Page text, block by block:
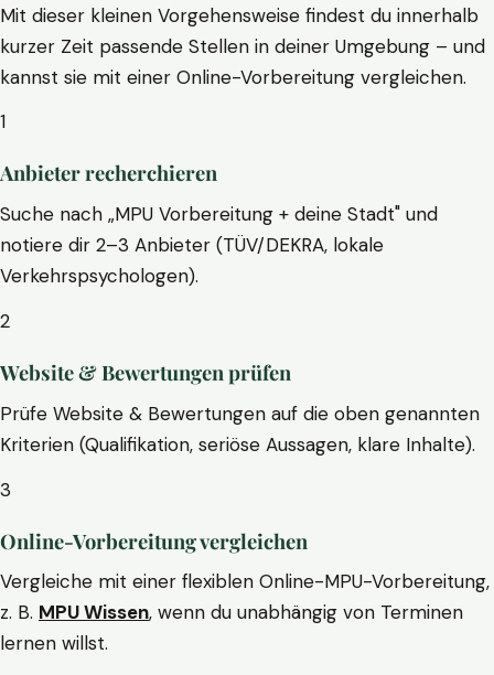
Mit dieser kleinen Vorgehensweise findest du innerhalb
kurzer Zeit passende Stellen in deiner Umgebung – und
kannst sie mit einer Online-Vorbereitung vergleichen.
1
Anbieter recherchieren
Suche nach „MPU Vorbereitung + deine Stadt" und
notiere dir 2–3 Anbieter (TÜV/DEKRA, lokale
Verkehrspsychologen).
2
Website & Bewertungen prüfen
Prüfe Website & Bewertungen auf die oben genannten
Kriterien (Qualifikation, seriöse Aussagen, klare Inhalte).
3
Online-Vorbereitung vergleichen
Vergleiche mit einer flexiblen Online-MPU-Vorbereitung,
z. B. MPU Wissen, wenn du unabhängig von Terminen
lernen willst.